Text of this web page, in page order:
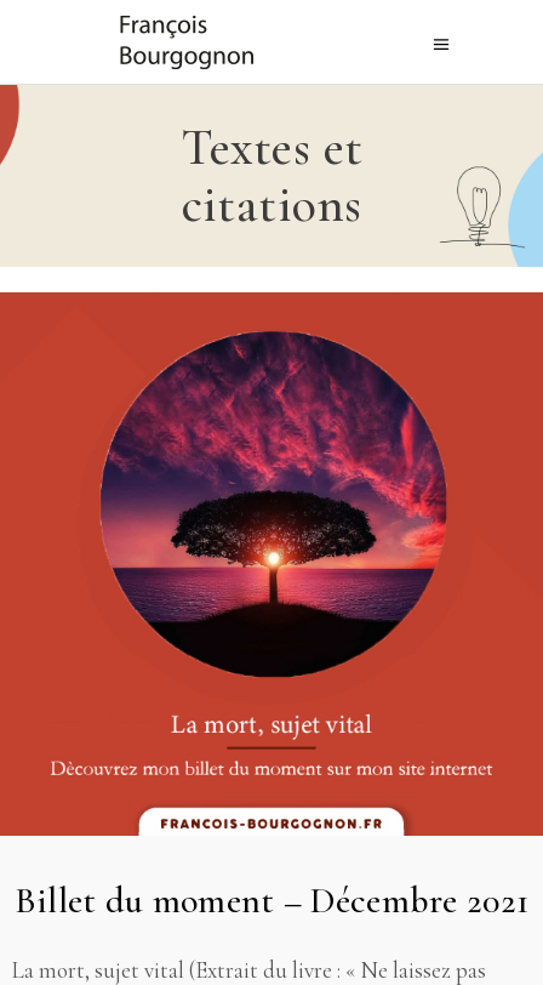
Textes et
citations
Billet du moment – Décembre 2021
La mort, sujet vital (Extrait du livre : « Ne laissez pas